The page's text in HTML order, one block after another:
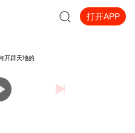
打开APP